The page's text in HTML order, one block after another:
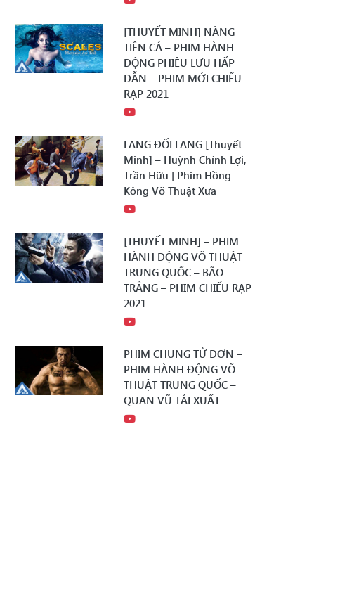
[THUYẾT MINH] NÀNG
TIÊN CÁ – PHIM HÀNH
ĐỘNG PHIÊU LƯU HẤP
DẪN – PHIM MỚI CHIẾU
RẠP 2021
LANG ĐỐI LANG [Thuyết
Minh] – Huỳnh Chính Lợi,
Trần Hữu | Phim Hồng
Kông Võ Thuật Xưa
[THUYẾT MINH] – PHIM
HÀNH ĐỘNG VÕ THUẬT
TRUNG QUỐC – BÃO
TRẮNG – PHIM CHIẾU RẠP
2021
PHIM CHUNG TỬ ĐƠN –
PHIM HÀNH ĐỘNG VÕ
THUẬT TRUNG QUỐC –
QUAN VŨ TÁI XUẤT